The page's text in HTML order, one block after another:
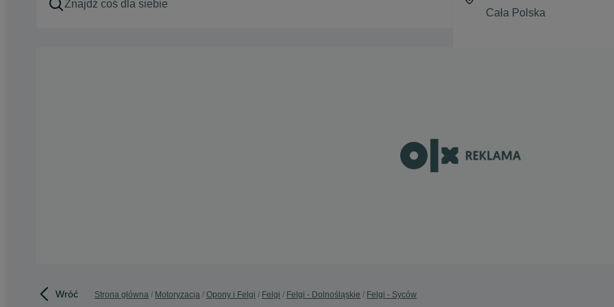
Wróć Strona główna Motoryzacja Opony i Felgi Felgi Felgi - Dolnośląskie Felgi - Syców